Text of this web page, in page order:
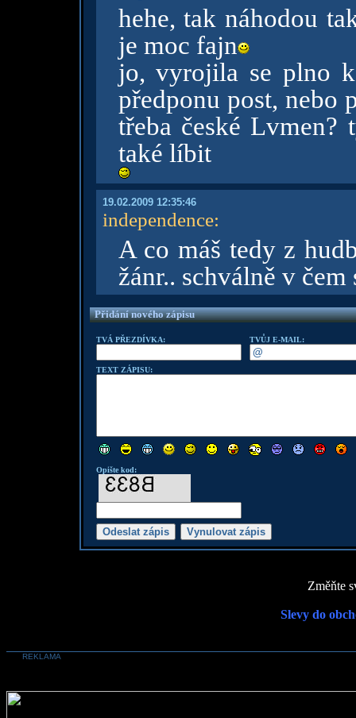
hehe, tak náhodou
je moc fajn
jo, vyrojila se plno
předponu post, nebo
třeba české
také líbit
19.02.2009 12:35:46
independence:
A co máš tedy z
žánr.. schválně v čem
Přidání nového zápisu
TVÁ PŘEZDÍVKA: TVŮJ E-MAIL:
TEXT ZÁPISU:
Opište kod:
Změňte
Slevy do
REKLAMA